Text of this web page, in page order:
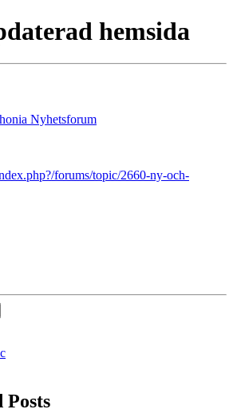
hemsida
Nyhetsforum
forums/topic/2660-ny-och-
Posts